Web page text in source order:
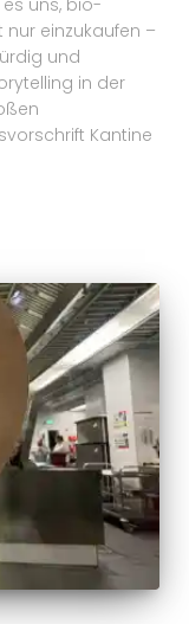
einzukaufen –
und
in der
Kantine